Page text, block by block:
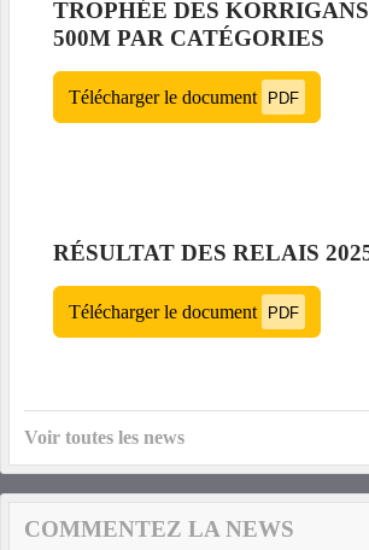
TROPHÉE DES
500M PAR CATÉGORIES
Télécharger le document PDF
RÉSULTAT DES RELAIS
Télécharger le document PDF
Voir toutes les news
COMMENTEZ LA NEWS